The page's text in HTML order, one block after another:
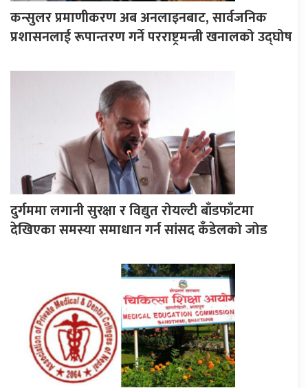
कन्सुलर प्रमाणीकरण अब अनलाइनबाट, सार्वजनिक
प्रशासनलाई रूपान्तरण गर्ने परराष्ट्रमन्त्री खनालको उद्घोष
दुर्गममा लगानी सुरक्षा र विद्युत रोयल्टी बाँडफाँटमा
देखिएका समस्या समाधान गर्न सांसद कँडेलको जोड